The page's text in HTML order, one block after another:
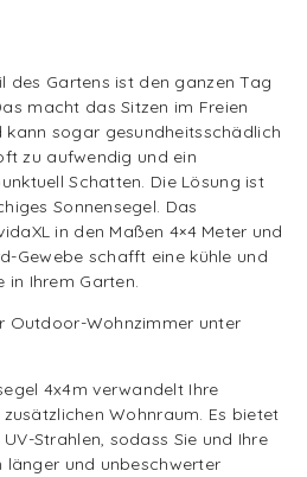
des Gartens ist den ganzen Tag
macht das Sitzen im Freien
kann sogar gesundheitsschädlich
zu aufwendig und ein
Schatten. Die Lösung ist
Sonnensegel. Das
in den Maßen 4×4 Meter und
Gewebe schafft eine kühle und
in Ihrem Garten.
Outdoor-Wohnzimmer unter
4x4m verwandelt Ihre
Wohnraum. Es bietet
Strahlen, sodass Sie und Ihre
länger und unbeschwerter